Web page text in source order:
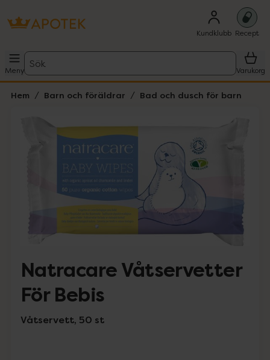
Kundklubb Recept
Meny
Sök
Varukorg
Hem Barn och föräldrar Bad och dusch för barn
Lista: . Innehåller 1 objekt.
Hoppa över Lista
Natracare Våtservetter
För Bebis
Våtservett, 50 st